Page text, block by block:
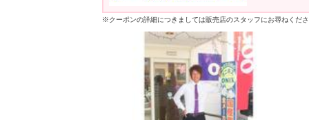
※クーポンの詳細につきましては販売店のスタッフにお尋ねくだ